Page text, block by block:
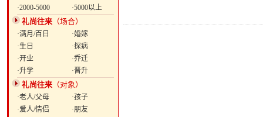
·2000-5000
·5000以上
礼尚往来 （场合）
·满月/百日
·婚嫁
·生日
·探病
·开业
·乔迁
·升学
·晋升
礼尚往来 （对象）
·老人/父母
·孩子
·爱人/情侣
·朋友